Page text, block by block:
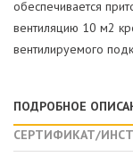
обеспечивается
вентиляцию 10 м2
вентилируемого
ПОДРОБНОЕ
СЕРТИФИКАТ/